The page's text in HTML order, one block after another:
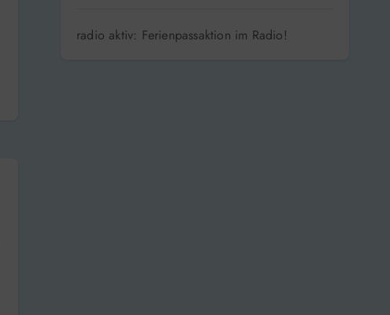
radio aktiv: Ferienpassaktion im Radio!